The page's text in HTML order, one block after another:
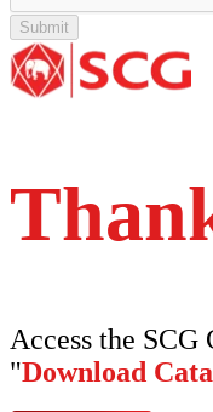
Tipe Bunga
Access the
"Download